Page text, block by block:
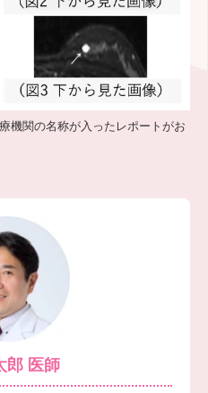
機関の名称が入ったレポートがお
郎 医師